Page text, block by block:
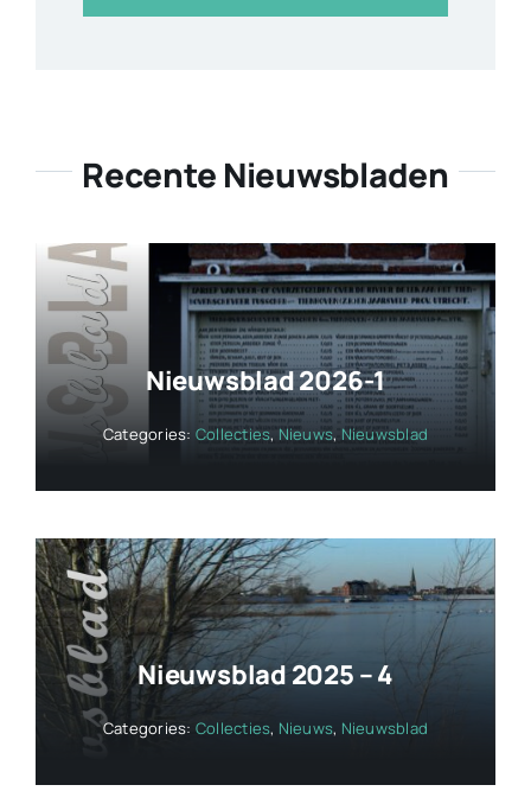
Recente Nieuwsbladen
Nieuwsblad 2026-1
Categories: Collecties, Nieuws, Nieuwsblad
Nieuwsblad 2025 – 4
Categories: Collecties, Nieuws, Nieuwsblad